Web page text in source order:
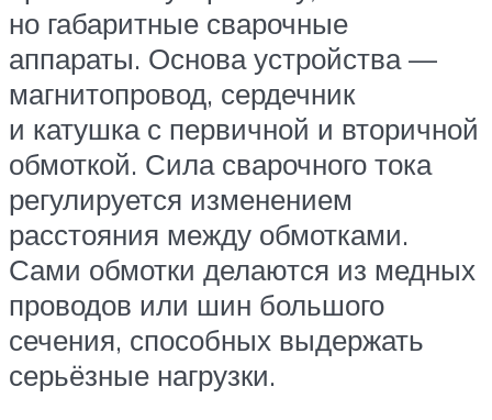
но габаритные сварочные
аппараты. Основа устройства —
магнитопровод, сердечник
и катушка с первичной и вторичной
обмоткой. Сила сварочного тока
регулируется изменением
расстояния между обмотками.
Сами обмотки делаются из медных
проводов или шин большого
сечения, способных выдержать
серьёзные нагрузки.